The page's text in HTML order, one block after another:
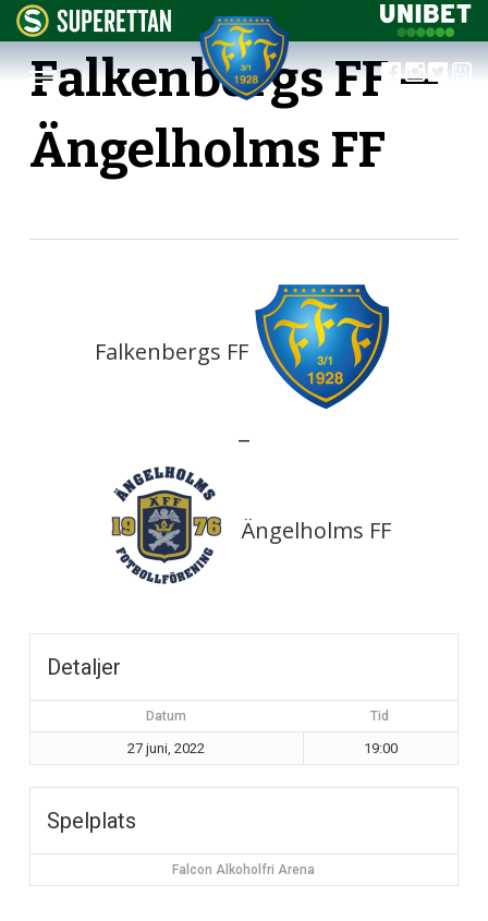
Falkenbergs FF —
Ängelholms FF
Falkenbergs FF
—
Ängelholms FF
Detaljer
Datum Tid
27 juni, 2022 19:00
Spelplats
Falcon Alkoholfri Arena